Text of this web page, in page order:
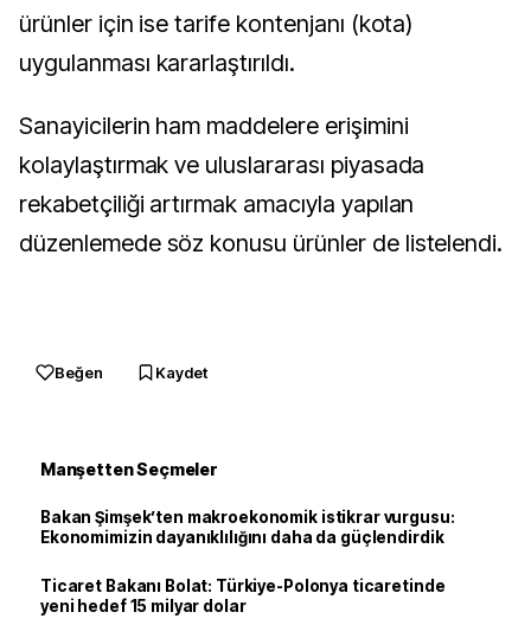
ürünler için ise tarife kontenjanı (kota)
uygulanması kararlaştırıldı.
Sanayicilerin ham maddelere erişimini
kolaylaştırmak ve uluslararası piyasada
rekabetçiliği artırmak amacıyla yapılan
düzenlemede söz konusu ürünler de listelendi.
Beğen Kaydet
Manşetten Seçmeler
Bakan Şimşek’ten makroekonomik istikrar vurgusu:
Ekonomimizin dayanıklılığını daha da güçlendirdik
Ticaret Bakanı Bolat: Türkiye-Polonya ticaretinde
yeni hedef 15 milyar dolar